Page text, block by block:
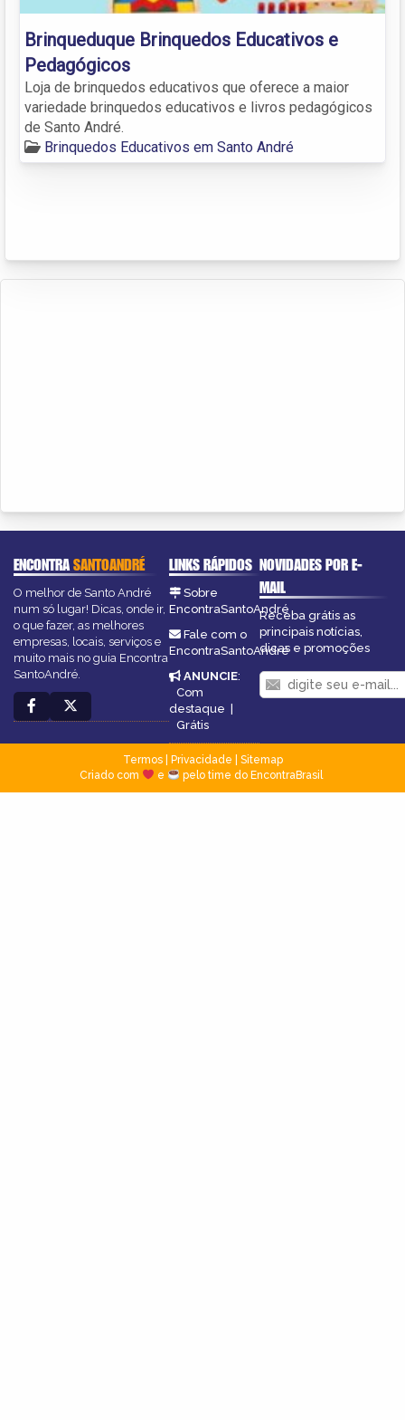
Brinqueduque Brinquedos Educativos e
Pedagógicos
Loja de brinquedos educativos que oferece a maior
variedade brinquedos educativos e livros pedagógicos
de Santo André.
Brinquedos Educativos em Santo André
ENCONTRASANTOANDRÉ
O melhor de Santo André
num só lugar! Dicas, onde ir,
o que fazer, as melhores
empresas, locais, serviços e
muito mais no guia Encontra
SantoAndré.
LINKS RÁPIDOS
Sobre
EncontraSantoAndré
Fale com o
EncontraSantoAndré
ANUNCIE:
Com
destaque |
Grátis
NOVIDADES POR E-
MAIL
Receba grátis as
principais notícias,
dicas e promoções
Termos| Privacidade
Sitemap
Criado com
e pelo time do EncontraBrasil